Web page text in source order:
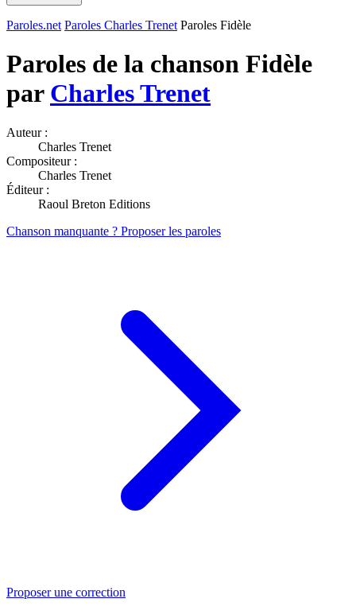
Paroles.net Paroles Charles Trenet Paroles Fidèle
Paroles de la chanson Fidèle
par Charles Trenet
Auteur :
Charles Trenet
Compositeur :
Charles Trenet
Éditeur :
Raoul Breton Editions
Chanson manquante ? Proposer les paroles
Proposer une correction